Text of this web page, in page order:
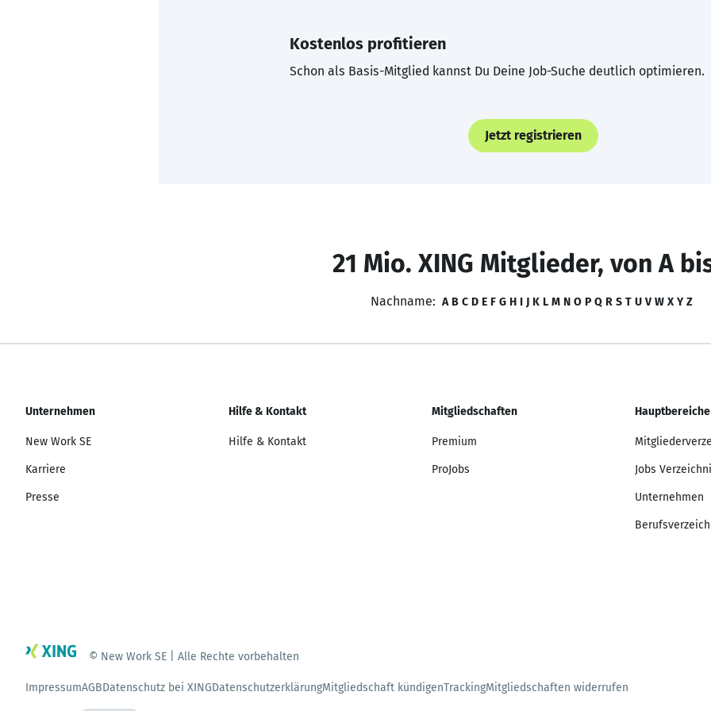
Kostenlos profitieren
Schon als Basis-Mitglied kannst Du Deine Job-Suche deutlich optimieren.
Jetzt registrieren
21 Mio. XING Mitglieder, von A
Nachname: A B C D E F G H I J K L M N O P Q R S T U V W X Y Z
Unternehmen
New Work SE
Karriere
Presse
Hilfe & Kontakt
Hilfe & Kontakt
Mitgliedschaften
Premium
ProJobs
Hauptbereiche
Jobs
Unternehmen
© New Work SE | Alle Rechte vorbehalten
ImpressumAGBDatenschutz bei XINGDatenschutzerklärungMitgliedschaft kündigenTrackingMitgliedschaften widerrufen